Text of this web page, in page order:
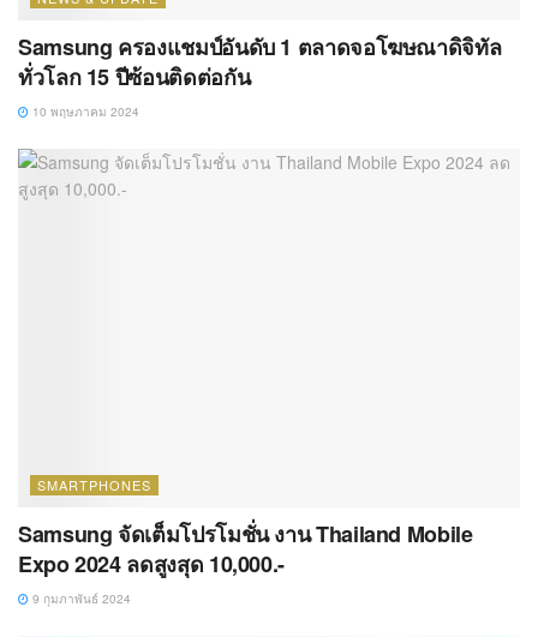
Samsung ครองแชมป์อันดับ 1 ตลาดจอโฆษณาดิจิทัล
ทั่วโลก 15 ปีซ้อนติดต่อกัน
10 พฤษภาคม 2024
SMARTPHONES
Samsung จัดเต็มโปรโมชั่น งาน Thailand Mobile
Expo 2024 ลดสูงสุด 10,000.-
9 กุมภาพันธ์ 2024